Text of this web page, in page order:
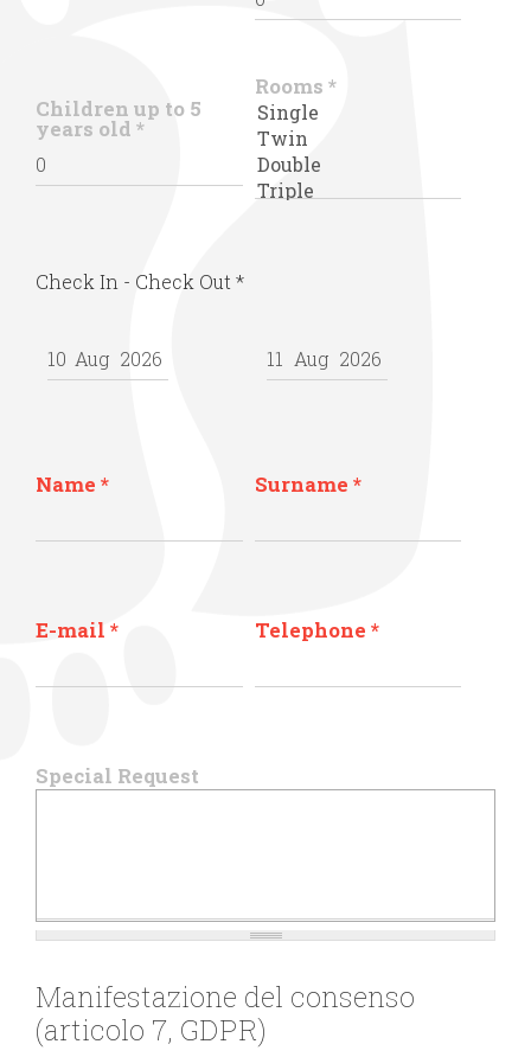
Children up to 5
years old *
Rooms *
Check In - Check Out *
Name * Surname *
E-mail * Telephone *
Special Request
Manifestazione del consenso
(articolo 7, GDPR)